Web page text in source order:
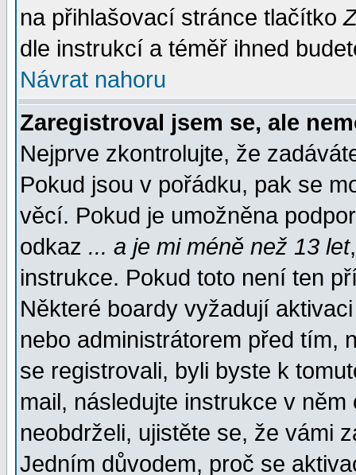
na přihlašovací stránce tlačítko
dle instrukcí a téměř ihned
Návrat nahoru
Zaregistroval jsem se, ale
Nejprve zkontrolujte, že
Pokud jsou v pořádku, pak se
věcí. Pokud je umožněna
odkaz ... a je mi méně než 13 let
instrukce. Pokud toto není ten
Některé boardy vyžadují
nebo administrátorem před tím,
se registrovali, byli byste k
mail, následujte instrukce v
neobdrželi, ujistěte se, že vámi
Jedním důvodem, proč se